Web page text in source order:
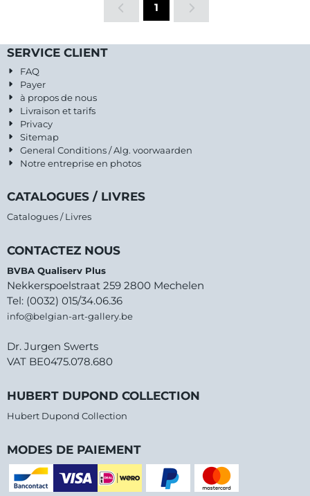
1
SERVICE CLIENT
FAQ
Payer
à propos de nous
Livraison et tarifs
Privacy
Sitemap
General Conditions / Alg. voorwaarden
Notre entreprise en photos
CATALOGUES / LIVRES
Catalogues / Livres
CONTACTEZ NOUS
BVBA Qualiserv Plus
Nekkerspoelstraat 259 2800 Mechelen
Tel: (0032) 015/34.06.36
info@belgian-art-gallery.be
Dr. Jurgen Swerts
VAT BE0475.078.680
HUBERT DUPOND COLLECTION
Hubert Dupond Collection
MODES DE PAIEMENT